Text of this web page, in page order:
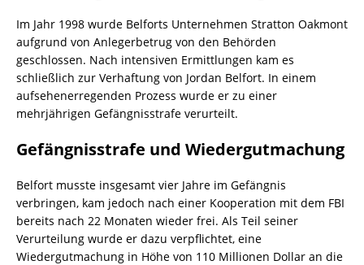
Im Jahr 1998 wurde Belforts Unternehmen Stratton Oakmont
aufgrund von Anlegerbetrug von den Behörden
geschlossen. Nach intensiven Ermittlungen kam es
schließlich zur Verhaftung von Jordan Belfort. In einem
aufsehenerregenden Prozess wurde er zu einer
mehrjährigen Gefängnisstrafe verurteilt.
Gefängnisstrafe und Wiedergutmachung
Belfort musste insgesamt vier Jahre im Gefängnis
verbringen, kam jedoch nach einer Kooperation mit dem FBI
bereits nach 22 Monaten wieder frei. Als Teil seiner
Verurteilung wurde er dazu verpflichtet, eine
Wiedergutmachung in Höhe von 110 Millionen Dollar an die